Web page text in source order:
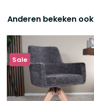
Anderen bekeken ook
Sale